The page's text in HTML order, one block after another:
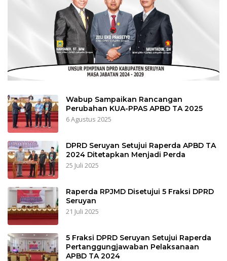
Wabup Sampaikan Rancangan
Perubahan KUA-PPAS APBD TA 2025
6 Agustus 2025
DPRD Seruyan Setujui Raperda APBD TA
2024 Ditetapkan Menjadi Perda
25 Juli 2025
Raperda RPJMD Disetujui 5 Fraksi DPRD
Seruyan
21 Juli 2025
5 Fraksi DPRD Seruyan Setujui Raperda
Pertanggungjawaban Pelaksanaan
APBD TA 2024